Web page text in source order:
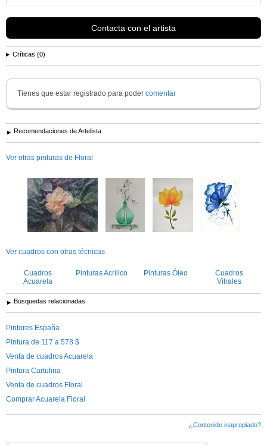
Contacta con el artista
Críticas (0)
Tienes que estar registrado para poder comentar
Recomendaciones de Artelista
Ver otras pinturas de Floral
Ver cuadros con otras técnicas
Cuadros
Acuarela
Pinturas Acrílico Pinturas Óleo
Cuadros
Vitrales
Busquedas relacionadas
Pintores España
Pintura de 117 a 578 $
Venta de cuadros Acuarela
Pintura Cartulina
Venta de cuadros Floral
Comprar Acuarela Floral
¿Contenido inapropiado?